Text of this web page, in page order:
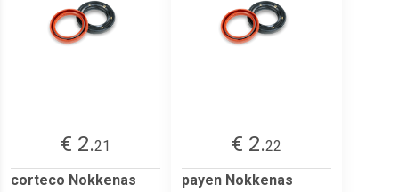
€ 2.21
corteco Nokkenas
€ 2.22
payen Nokkenas